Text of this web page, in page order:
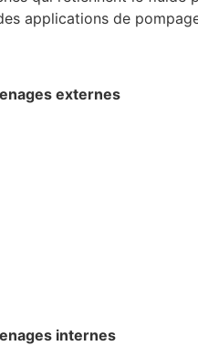
applications de
externes
internes